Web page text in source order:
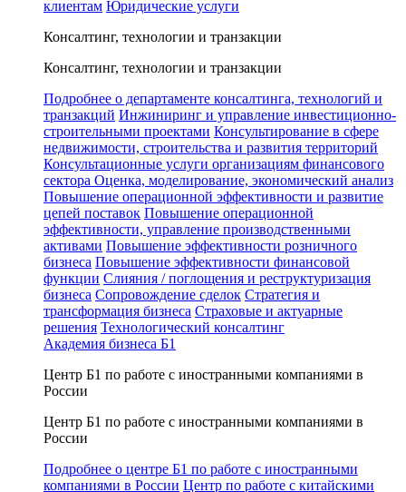
клиентам Юридические услуги
Консалтинг, технологии и транзакции
Консалтинг, технологии и транзакции
Подробнее о департаменте консалтинга, технологий и
транзакций Инжиниринг и управление инвестиционно-
строительными проектами Консультирование в сфере
недвижимости, строительства и развития территорий
Консультационные услуги организациям финансового
сектора Оценка, моделирование, экономический анализ
Повышение операционной эффективности и развитие
цепей поставок Повышение операционной
эффективности, управление производственными
активами Повышение эффективности розничного
бизнеса Повышение эффективности финансовой
функции Слияния / поглощения и реструктуризация
бизнеса Сопровождение сделок Стратегия и
трансформация бизнеса Страховые и актуарные
решения Технологический консалтинг
Академия бизнеса Б1
Центр Б1 по работе с иностранными компаниями в
России
Центр Б1 по работе с иностранными компаниями в
России
Подробнее о центре Б1 по работе с иностранными
компаниями в России Центр по работе с китайскими